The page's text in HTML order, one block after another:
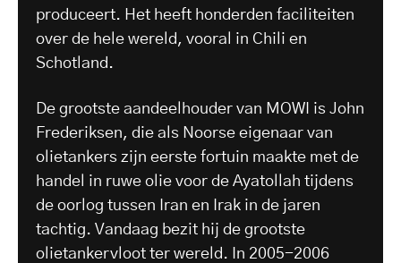
produceert. Het heeft honderden faciliteiten
over de hele wereld, vooral in Chili en
Schotland.
De grootste aandeelhouder van MOWI is John
Frederiksen, die als Noorse eigenaar van
olietankers zijn eerste fortuin maakte met de
handel in ruwe olie voor de Ayatollah tijdens
de oorlog tussen Iran en Irak in de jaren
tachtig. Vandaag bezit hij de grootste
olietankervloot ter wereld. In 2005-2006